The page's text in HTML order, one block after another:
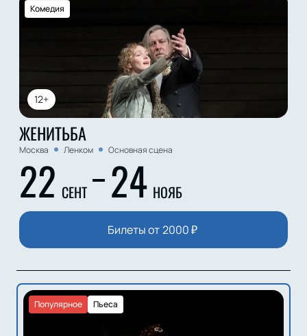
12+
Комедия
ЖЕНИТЬБА
Москва Ленком Основная сцена
22 СЕНТ 24 НОЯБ
Билеты от 2000₽
Пьеса
Популярное